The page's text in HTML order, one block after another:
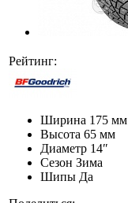
Рейтинг:
Ширина 175 мм
Высота 65 мм
Диаметр 14″
Сезон Зима
Шипы Да